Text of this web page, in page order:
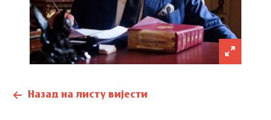
Назад на листу вијести